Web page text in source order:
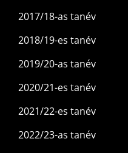
2017/18-as tanév
2018/19-es tanév
2019/20-as tanév
2020/21-es tanév
2021/22-es tanév
2022/23-as tanév